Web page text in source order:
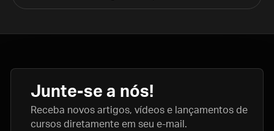
Junte-se a nós!
Receba novos artigos, vídeos e lançamentos de
cursos diretamente em seu e-mail.